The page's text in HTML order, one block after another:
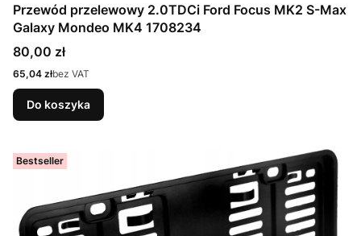
Przewód przelewowy 2.0TDCi Ford Focus MK2 S-Max
Galaxy Mondeo MK4 1708234
Cena
80,00 zł
Cena
65,04 złbez VAT
Do koszyka
Bestseller